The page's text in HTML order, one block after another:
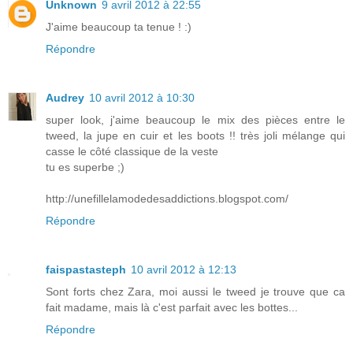
Unknown 9 avril 2012 à 22:55
J'aime beaucoup ta tenue ! :)
Répondre
Audrey 10 avril 2012 à 10:30
super look, j'aime beaucoup le mix des pièces entre le
tweed, la jupe en cuir et les boots !! très joli mélange qui
casse le côté classique de la veste
tu es superbe ;)
http://unefillelamodedesaddictions.blogspot.com/
Répondre
faispastasteph 10 avril 2012 à 12:13
Sont forts chez Zara, moi aussi le tweed je trouve que ca
fait madame, mais là c'est parfait avec les bottes...
Répondre